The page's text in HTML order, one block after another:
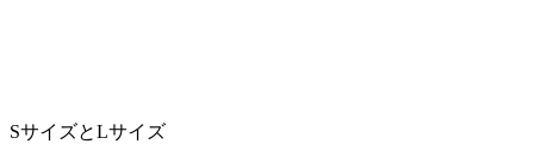
SサイズとLサイズ